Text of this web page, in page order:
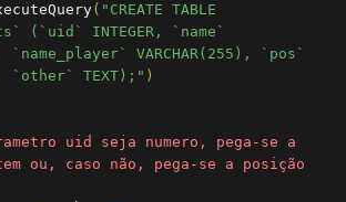
( "CREATE TABLE
(`uid` INTEGER, `name`
`name_player` VARCHAR(255), `pos`
`other` TEXT);" )
uid seja numero, pega-se a
ou, caso não, pega-se a posição